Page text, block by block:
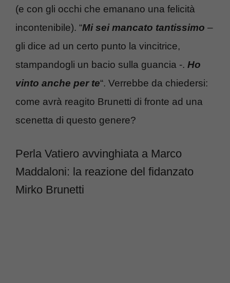
(e con gli occhi che emanano una felicità
incontenibile). “Mi sei mancato tantissimo –
gli dice ad un certo punto la vincitrice,
stampandogli un bacio sulla guancia -. Ho
vinto anche per te“. Verrebbe da chiedersi:
come avrà reagito Brunetti di fronte ad una
scenetta di questo genere?
Perla Vatiero avvinghiata a Marco
Maddaloni: la reazione del fidanzato
Mirko Brunetti